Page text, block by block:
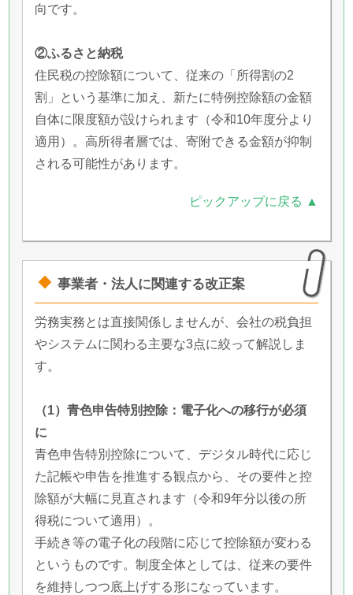
向です。
②ふるさと納税
住民税の控除額について、従来の「所得割の2
割」という基準に加え、新たに特例控除額の金額
自体に限度額が設けられます（令和10年度分より
適用）。高所得者層では、寄附できる金額が抑制
される可能性があります。
ピックアップに戻る ▲
事業者・法人に関連する改正案
労務実務とは直接関係しませんが、会社の税負担
やシステムに関わる主要な3点に絞って解説しま
す。
（1）青色申告特別控除：電子化への移行が必須
に
青色申告特別控除について、デジタル時代に応じ
た記帳や申告を推進する観点から、その要件と控
除額が大幅に見直されます（令和9年分以後の所
得税について適用）。
手続き等の電子化の段階に応じて控除額が変わる
というものです。制度全体としては、従来の要件
を維持しつつ底上げする形になっています。